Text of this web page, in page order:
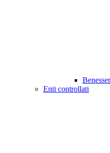
Enti controllati